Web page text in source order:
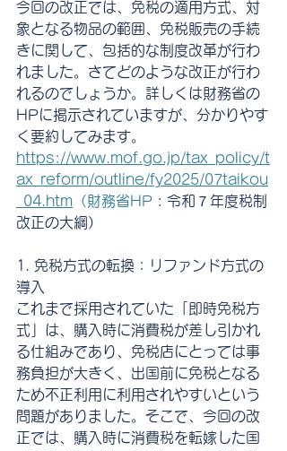
今回の改正では、免税の適用方式、対
象となる物品の範囲、免税販売の手続
きに関して、包括的な制度改革が行わ
れました。さてどのような改正が行わ
れるのでしょうか。詳しくは財務省の
HPに掲示されていますが、分かりやす
く要約してみます。
https://www.mof.go.jp/tax_policy/t
ax_reform/outline/fy2025/07taikou
_04.htm （財務省HP : 令和７年度税制
改正の大綱）
1. 免税方式の転換：リファンド方式の
導入
これまで採用されていた「即時免税方
式」は、購入時に消費税が差し引かれ
る仕組みであり、免税店にとっては事
務負担が大きく、出国前に免税となる
ため不正利用に利用されやすいという
問題がありました。そこで、今回の改
正では、購入時に消費税を転嫁した国